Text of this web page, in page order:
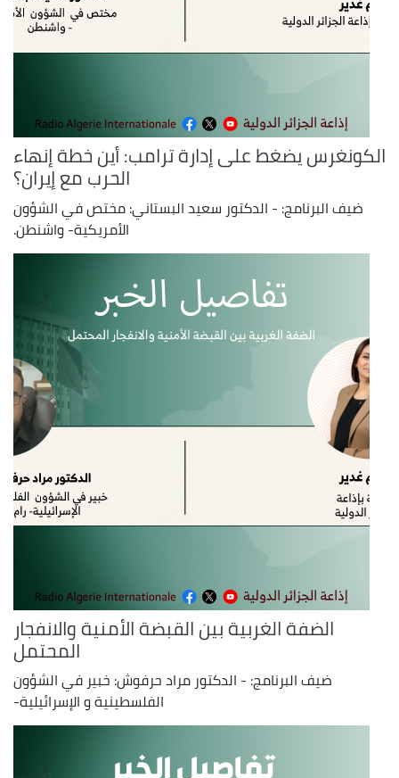
الكونغرس يضغط على إدارة ترامب: أين خطة إنهاء
الحرب مع إيران؟
ضيف البرنامج: - الدكتور سعيد البستاني: مختص في الشؤون
الأمريكية- واشنطن.
الضفة الغربية بين القبضة الأمنية والانفجار
المحتمل
ضيف البرنامج: - الدكتور مراد حرفوش: خبير في الشؤون
الفلسطينية و الإسرائيلية-